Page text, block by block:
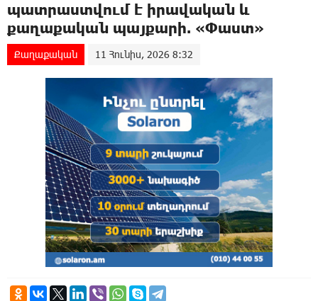
պատրաստվում է իրավական և
քաղաքական պայքարի. «Փաստ»
Քաղաքական 11 Հունիս, 2026 8:32